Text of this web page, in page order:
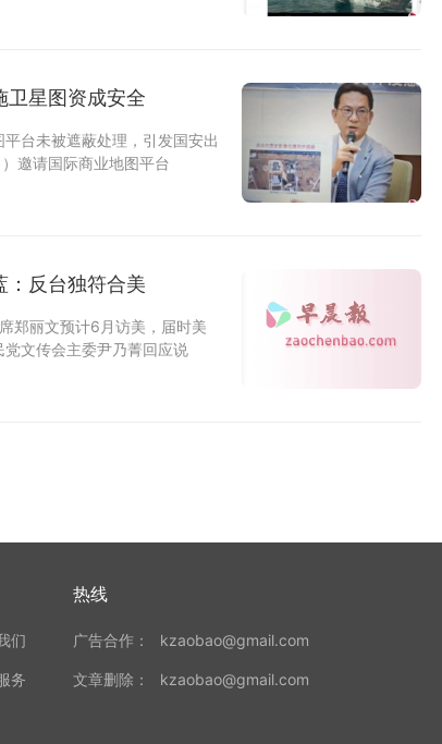
卫星图资成安全
台未被遮蔽处理，引发国安出
邀请国际商业地图平台
：反台独符合美
郑丽文预计6月访美，届时美
文传会主委尹乃菁回应说
们
务
热线
广告合作： kzaobao@gmail.com
文章删除： kzaobao@gmail.com